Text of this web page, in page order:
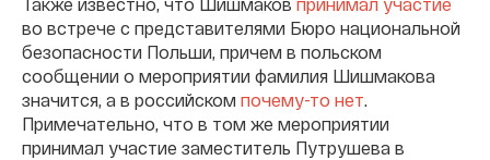
Также известно, что Шишмаков принимал участие
во встрече с представителями Бюро национальной
безопасности Польши, причем в польском
сообщении о мероприятии фамилия Шишмакова
значится, а в российском почему-то нет.
Примечательно, что в том же мероприятии
принимал участие заместитель Путрушева в